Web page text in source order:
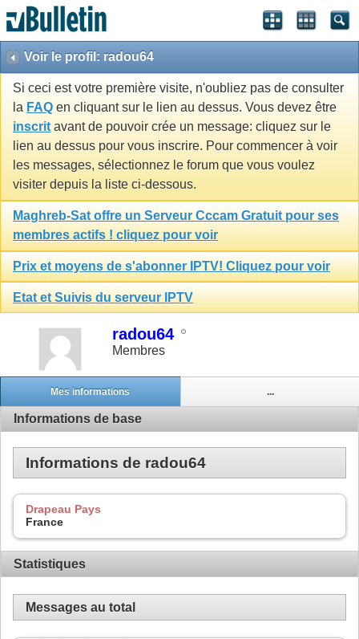
Voir le profil: radou64
Si ceci est votre première visite, n'oubliez pas de consulter
la FAQ en cliquant sur le lien au dessus. Vous devez être
inscrit avant de pouvoir crée un message: cliquez sur le
lien au dessus pour vous inscrire. Pour commencer à voir
les messages, sélectionnez le forum que vous voulez
visiter depuis la liste ci-dessous.
Maghreb-Sat offre un Serveur Cccam Gratuit pour ses
membres actifs ! cliquez pour voir
Prix et moyens de s'abonner IPTV! Cliquez pour voir
Etat et Suivis du serveur IPTV
radou64
Membres
Mes informations ...
Informations de base
Informations de radou64
Drapeau Pays
France
Statistiques
Messages au total